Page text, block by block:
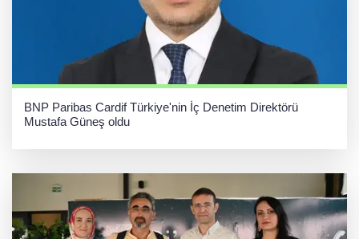
BNP Paribas Cardif Türkiye'nin İç Denetim Direktörü
Mustafa Güneş oldu